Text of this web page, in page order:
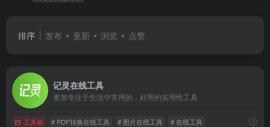
排序 发布 更新 浏览 点赞
记灵在线工具
更加专注于生活中常用的，好用的实用性工具
工具箱 # PDF转换在线工具 # 图片在线工具 # 在线工具